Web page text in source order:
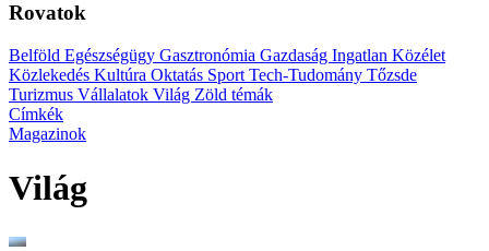
Rovatok
Belföld Egészségügy Gasztronómia Gazdaság Ingatlan Közélet
Közlekedés Kultúra Oktatás Sport Tech-Tudomány Tőzsde
Turizmus Vállalatok Világ Zöld témák
Címkék
Magazinok
Világ